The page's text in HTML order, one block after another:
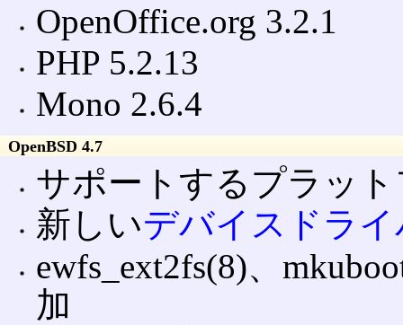
OpenOffice.org 3.2.1
PHP 5.2.13
Mono 2.6.4
OpenBSD 4.7
サポートするプラッ
新しいデバイスドラ
ewfs_ext2fs(8)、
加